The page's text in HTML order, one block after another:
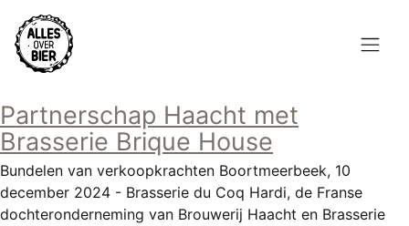
Overslaan
en
naar
gaan
Hoofdnavigatie
HOME
BROUWEN
BLOG
Partnerschap Haacht met
Brasserie Brique House
Bundelen van verkoopkrachten Boortmeerbeek, 10
december 2024 - Brasserie du Coq Hardi, de Franse
dochteronderneming van Brouwerij Haacht en Brasserie